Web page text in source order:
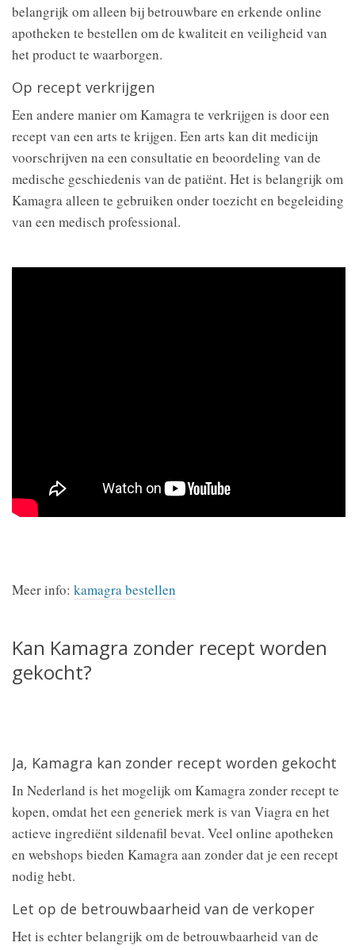
belangrijk om alleen bij betrouwbare en erkende online
apotheken te bestellen om de kwaliteit en veiligheid van
het product te waarborgen.
Op recept verkrijgen
Een andere manier om Kamagra te verkrijgen is door een
recept van een arts te krijgen. Een arts kan dit medicijn
voorschrijven na een consultatie en beoordeling van de
medische geschiedenis van de patiënt. Het is belangrijk om
Kamagra alleen te gebruiken onder toezicht en begeleiding
van een medisch professional.
Meer info: kamagra bestellen
Kan Kamagra zonder recept worden
gekocht?
Ja, Kamagra kan zonder recept worden gekocht
In Nederland is het mogelijk om Kamagra zonder recept te
kopen, omdat het een generiek merk is van Viagra en het
actieve ingrediënt sildenafil bevat. Veel online apotheken
en webshops bieden Kamagra aan zonder dat je een recept
nodig hebt.
Let op de betrouwbaarheid van de verkoper
Het is echter belangrijk om de betrouwbaarheid van de